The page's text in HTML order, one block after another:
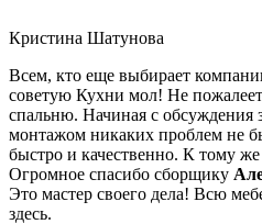
Кристина Шатунова
Всем, кто еще выбирает
советую Кухни мол! Не
спальню. Начиная с обсуждения
монтажом никаких проблем не
быстро и качественно. К тому
Огромное спасибо сборщику
Это мастер своего дела! Всю
здесь.